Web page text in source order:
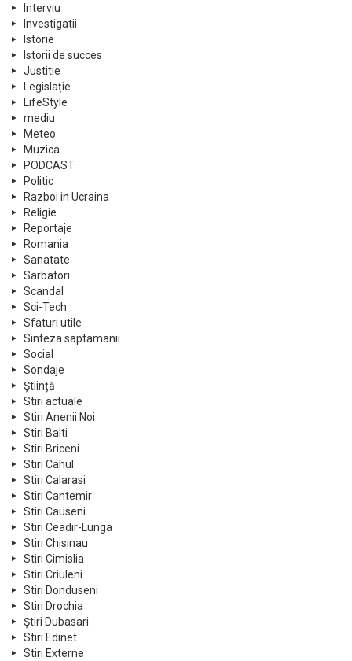
Interviu
Investigatii
Istorie
Istorii de succes
Justitie
Legislație
LifeStyle
mediu
Meteo
Muzica
PODCAST
Politic
Razboi in Ucraina
Religie
Reportaje
Romania
Sanatate
Sarbatori
Scandal
Sci-Tech
Sfaturi utile
Sinteza saptamanii
Social
Sondaje
Știință
Stiri actuale
Stiri Anenii Noi
Stiri Balti
Stiri Briceni
Stiri Cahul
Stiri Calarasi
Stiri Cantemir
Stiri Causeni
Stiri Ceadir-Lunga
Stiri Chisinau
Stiri Cimislia
Stiri Criuleni
Stiri Donduseni
Stiri Drochia
Știri Dubasari
Stiri Edinet
Stiri Externe